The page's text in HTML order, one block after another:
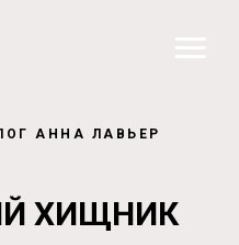
АННА ЛАВЬЕР
ХИЩНИК